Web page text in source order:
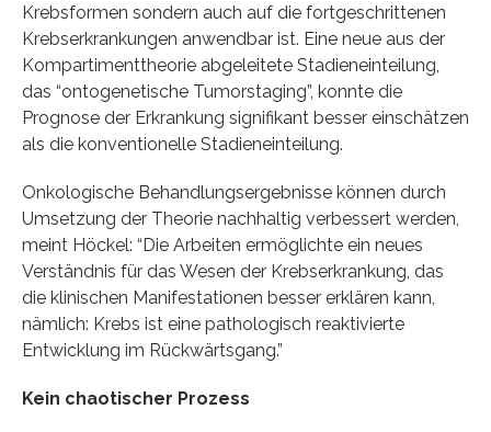
Krebsformen sondern auch auf die fortgeschrittenen
Krebserkrankungen anwendbar ist. Eine neue aus der
Kompartimenttheorie abgeleitete Stadieneinteilung,
das “ontogenetische Tumorstaging”, konnte die
Prognose der Erkrankung signifikant besser einschätzen
als die konventionelle Stadieneinteilung.
Onkologische Behandlungsergebnisse können durch
Umsetzung der Theorie nachhaltig verbessert werden,
meint Höckel: “Die Arbeiten ermöglichte ein neues
Verständnis für das Wesen der Krebserkrankung, das
die klinischen Manifestationen besser erklären kann,
nämlich: Krebs ist eine pathologisch reaktivierte
Entwicklung im Rückwärtsgang.”
Kein chaotischer Prozess